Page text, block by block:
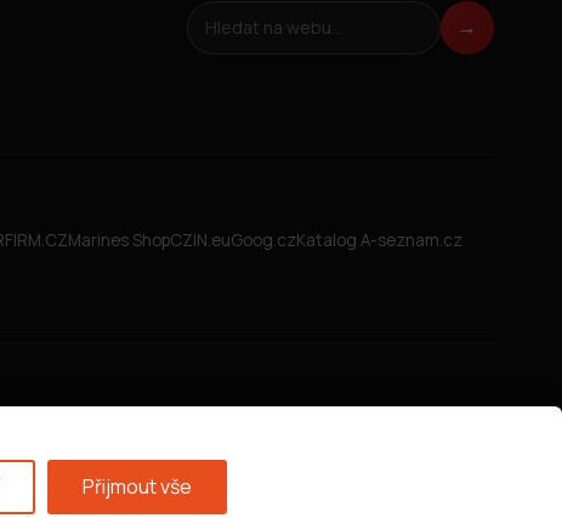
Hledat na webu →
Marines ShopCZIN.euGoog.czKatalog A-seznam.cz
Všeobecné obchodní podmínky
Přijmout vše